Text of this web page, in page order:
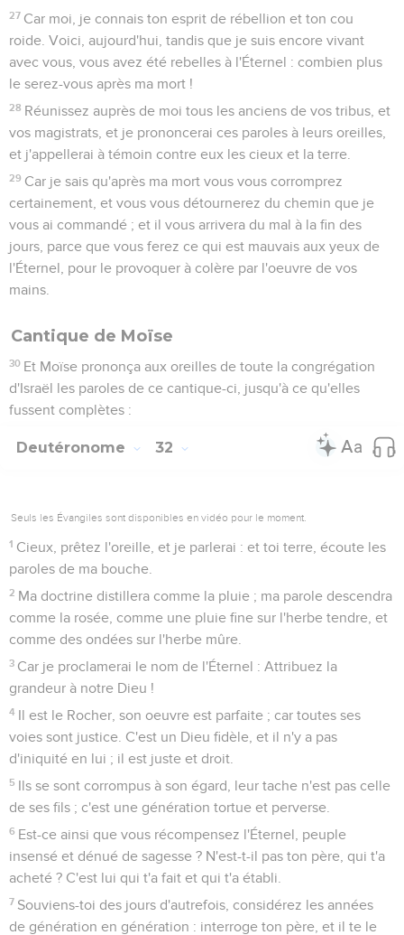
27 Car moi, je connais ton esprit de rébellion et ton cou
roide. Voici, aujourd'hui, tandis que je suis encore vivant
avec vous, vous avez été rebelles à l'Éternel : combien plus
le serez-vous après ma mort !
28 Réunissez auprès de moi tous les anciens de vos tribus, et
vos magistrats, et je prononcerai ces paroles à leurs oreilles,
et j'appellerai à témoin contre eux les cieux et la terre.
29 Car je sais qu'après ma mort vous vous corromprez
certainement, et vous vous détournerez du chemin que je
vous ai commandé ; et il vous arrivera du mal à la fin des
jours, parce que vous ferez ce qui est mauvais aux yeux de
l'Éternel, pour le provoquer à colère par l'oeuvre de vos
mains.
Cantique de Moïse
30 Et Moïse prononça aux oreilles de toute la congrégation
d'Israël les paroles de ce cantique-ci, jusqu'à ce qu'elles
fussent complètes :
Deutéronome 32
Seuls les Évangiles sont disponibles en vidéo pour le moment.
1 Cieux, prêtez l'oreille, et je parlerai : et toi terre, écoute les
paroles de ma bouche.
2 Ma doctrine distillera comme la pluie ; ma parole descendra
comme la rosée, comme une pluie fine sur l'herbe tendre, et
comme des ondées sur l'herbe mûre.
3 Car je proclamerai le nom de l'Éternel : Attribuez la
grandeur à notre Dieu !
4 Il est le Rocher, son oeuvre est parfaite ; car toutes ses
voies sont justice. C'est un Dieu fidèle, et il n'y a pas
d'iniquité en lui ; il est juste et droit.
5 Ils se sont corrompus à son égard, leur tache n'est pas celle
de ses fils ; c'est une génération tortue et perverse.
6 Est-ce ainsi que vous récompensez l'Éternel, peuple
insensé et dénué de sagesse ? N'est-t-il pas ton père, qui t'a
acheté ? C'est lui qui t'a fait et qui t'a établi.
7 Souviens-toi des jours d'autrefois, considérez les années
de génération en génération : interroge ton père, et il te le